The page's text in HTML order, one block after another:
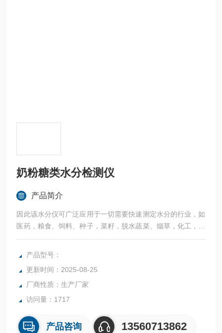
奶粉糖类水分检测仪
产品简介
因此该水分仪可广泛应用于一切需要快速测定水分的行业，如
医药，粮食、饲料、种子，菜籽，脱水蔬菜、烟草，化工，茶
叶，食品、肉类以及纺织，农林、造纸、橡胶、塑胶、纺织等
行业中的实验室与生产过程中。
产品型号：
更新时间：2025-08-25
厂商性质：生产厂家
访问量：1717
产品咨询 13560713862